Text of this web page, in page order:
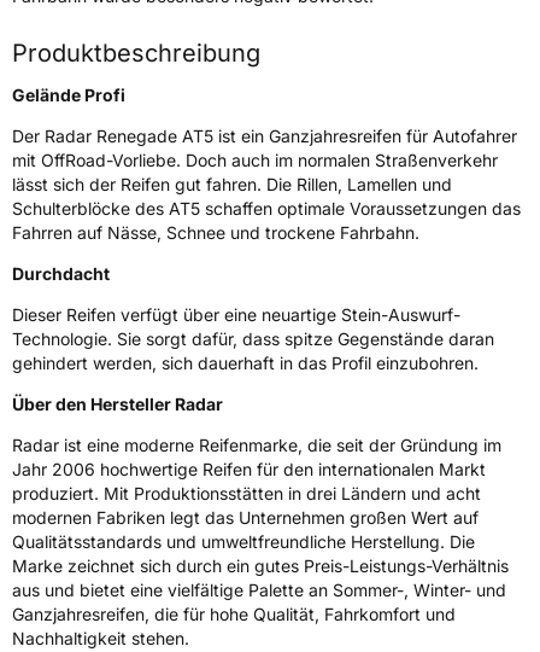
Weitere Eigenschaften
SchlauchtypTL
Zustand Neureifen
EU Label
Effizienz E
NasshaftungD
Rollgeräusch (Klasse)B
Rollgeräusch (dB) 76
Fahrzeugklasse C3
Produktbeschreibung
Gelände Profi
Der Radar Renegade AT5 ist ein Ganzjahresreifen für Autofahrer
mit OffRoad-Vorliebe. Doch auch im normalen Straßenverkehr
lässt sich der Reifen gut fahren. Die Rillen, Lamellen und
Schulterblöcke des AT5 schaffen optimale Voraussetzungen das
Fahrren auf Nässe, Schnee und trockene Fahrbahn.
Durchdacht
Dieser Reifen verfügt über eine neuartige Stein-Auswurf-
Technologie. Sie sorgt dafür, dass spitze Gegenstände daran
gehindert werden, sich dauerhaft in das Profil einzubohren.
Über den Hersteller Radar
Radar ist eine moderne Reifenmarke, die seit der Gründung im
Jahr 2006 hochwertige Reifen für den internationalen Markt
produziert. Mit Produktionsstätten in drei Ländern und acht
modernen Fabriken legt das Unternehmen großen Wert auf
Qualitätsstandards und umweltfreundliche Herstellung. Die
Marke zeichnet sich durch ein gutes Preis-Leistungs-Verhältnis
aus und bietet eine vielfältige Palette an Sommer-, Winter- und
Ganzjahresreifen, die für hohe Qualität, Fahrkomfort und
Nachhaltigkeit stehen.